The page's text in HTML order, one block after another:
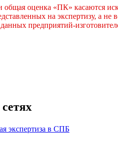
общая оценка «ПК» касаются
на экспертизу, а не
предприятий-
экспертиза в СПБ